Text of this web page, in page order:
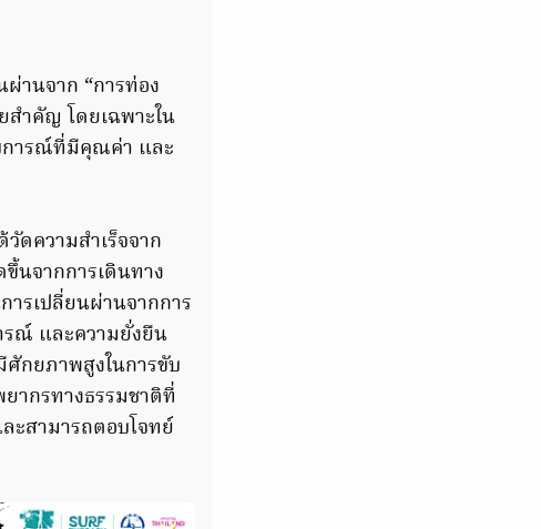
านจาก “การท่อง
สำคัญ โดยเฉพาะใน
การณ์ที่มีคุณค่า และ
ดความสำเร็จจาก
นจากการเดินทาง
รเปลี่ยนผ่านจากการ
รณ์ และความยั่งยืน
ศักยภาพสูงในการขับ
ากรทางธรรมชาติที่
ะสามารถตอบโจทย์